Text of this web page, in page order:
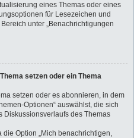
eines Themas oder eines
für Lesezeichen und
unter „Benachrichtigungen
setzen oder ein Thema
setzen oder es abonnieren, in dem
Optionen“ auswählst, die sich
Diskussionsverlaufs des Themas
Option „Mich benachrichtigen,